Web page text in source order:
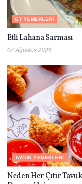
ET YEMEKLERI
Etli Lahana Sarması
07 Ağustos 2026
TAVUK YEMEKLERI
Neden Her Çıtır